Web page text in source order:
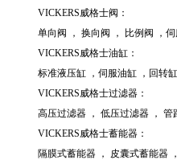
VICKERS威格士阀：
单向阀 ， 换向阀 ， 比例阀 ，
VICKERS威格士油缸：
标准液压缸 ，伺服油缸 ，回转
VICKERS威格士过滤器：
高压过滤器 ， 低压过滤器 ，
VICKERS威格士蓄能器：
隔膜式蓄能器 ， 皮囊式蓄能器